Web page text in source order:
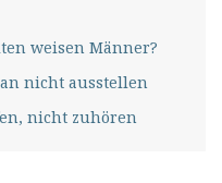
weisen Männer?
nicht ausstellen
nicht zuhören